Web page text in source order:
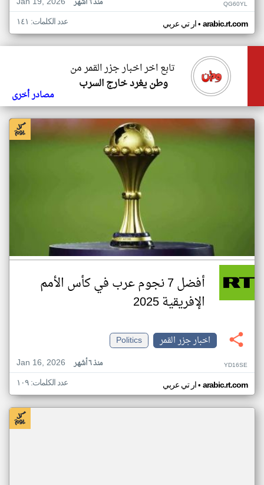
QG60YL
ار تي عربي• arabic.rt.com عدد الكلمات: ١٤١
تابع اخر اخبار جزر القمر من
وطن يغرد خارج السرب
مصادر أخرى
أفضل 7 نجوم عرب في كأس الأمم
الإفريقية 2025
اخبار جزر القمر
Politics
Jan 16, 2026
منذ ٦ أشهر YD16SE
ار تي عربي• arabic.rt.com عدد الكلمات: ١٠٩